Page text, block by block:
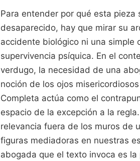
Para entender por qué esta
desaparecido, hay que mirar su
accidente biológico ni una simple
supervivencia psíquica. En el
verdugo, la necesidad de una
noción de los ojos
Completa actúa como el
espacio de la excepción a la
relevancia fuera de los muros de
figuras mediadoras en nuestras
abogada que el texto invoca es